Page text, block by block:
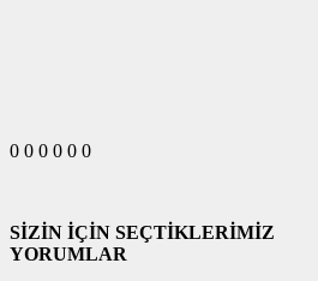
0 0 0 0 0 0
SİZİN İÇİN SEÇTİKLERİMİZ
YORUMLAR